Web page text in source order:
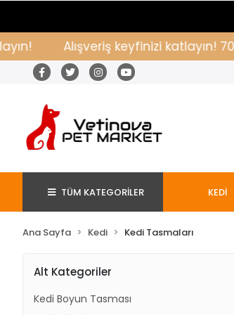
Alışveriş keyfinizi katlayın! 700
TÜM KATEGORİLER KEDİ
Ana Sayfa Kedi Kedi Tasmaları
Alt Kategoriler
Kedi Boyun Tasması